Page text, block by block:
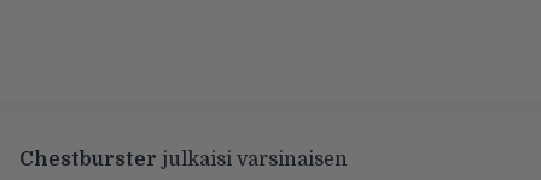
Chestburster julkaisi varsinaisen